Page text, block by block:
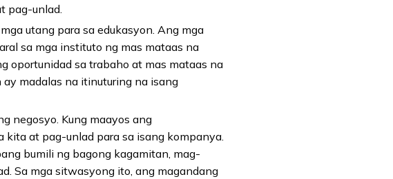
pag-unlad.
utang para sa edukasyon. Ang mga
sa mga instituto ng mas mataas na
oportunidad sa trabaho at mas mataas na
madalas na itinuturing na isang
negosyo. Kung maayos ang
kita at pag-unlad para sa isang kompanya.
bumili ng bagong kagamitan, mag-
Sa mga sitwasyong ito, ang magandang